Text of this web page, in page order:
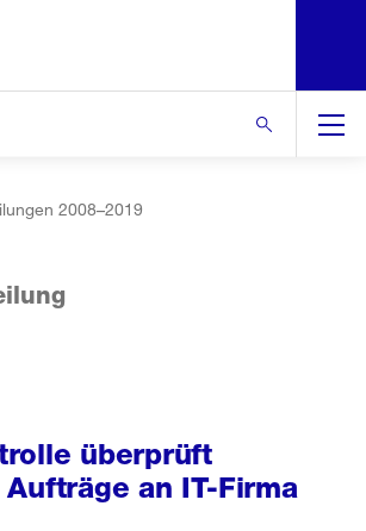
2008–2019
überprüft
an IT-Firma